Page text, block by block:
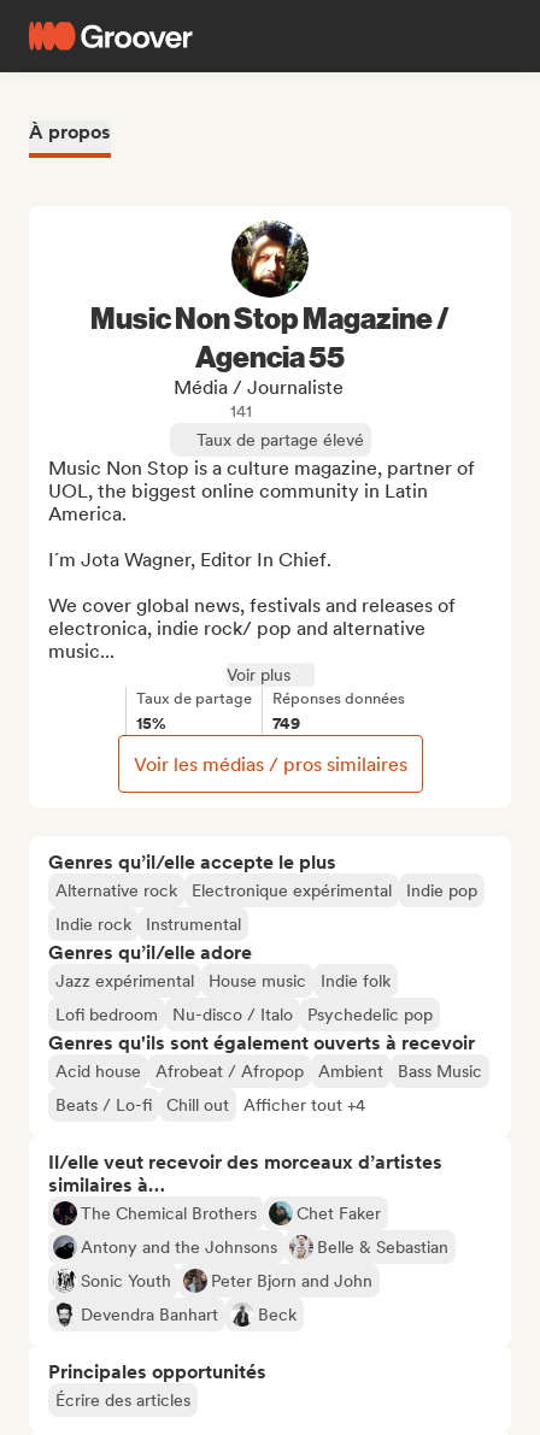
À propos
Genres qu’il/elle accepte le plus
Alternative rock Electronique expérimental
Indie pop
Indie rock
Instrumental
Genres qu’il/elle adore
Jazz expérimental House music
Indie folk
Lofi bedroom
Nu-disco / Italo Psychedelic pop
Genres qu'ils sont également ouverts à recevoir
Acid house Afrobeat / Afropop Ambient
Bass Music
Beats / Lo-fi
Chill out Afficher tout +4
Il/elle veut recevoir des morceaux d’artistes
similaires à…
The Chemical Brothers
Chet Faker
Antony and the Johnsons
Belle & Sebastian
Sonic Youth
Peter Bjorn and John
Devendra Banhart
Beck
Principales opportunités
Écrire des articles
Music Non Stop Magazine /
Agencia 55
Média / Journaliste
141
Taux de partage élevé
Music Non Stop is a culture magazine, partner of
UOL, the biggest online community in Latin
America.
I´m Jota Wagner, Editor In Chief.
We cover global news, festivals and releases of
electronica, indie rock/ pop and alternative
music...
Voir plus
Taux de partage
15%
Réponses données
749
Voir les médias / pros similaires